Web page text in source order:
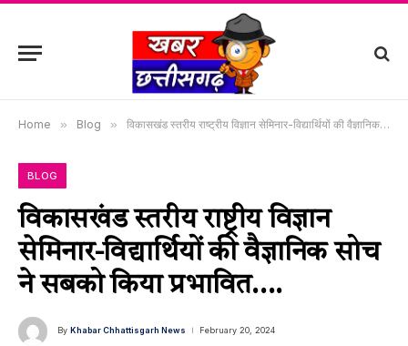
Home » Blog » विकासखंड स्तरीय राष्ट्रीय विज्ञान सेमिनार-विद्यार्थियों की वैज्ञानिक सोच ने सबको किया प्रभावित….
BLOG
विकासखंड स्तरीय राष्ट्रीय विज्ञान
सेमिनार-विद्यार्थियों की वैज्ञानिक सोच
ने सबको किया प्रभावित….
By Khabar Chhattisgarh News February 20, 2024